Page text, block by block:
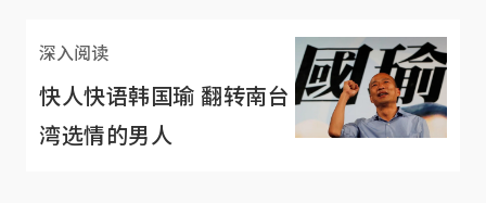
深入阅读
快人快语韩国瑜 翻转南台
湾选情的男人